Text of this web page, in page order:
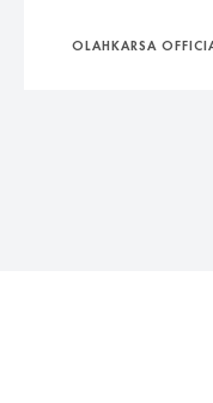
OLAHKARSA